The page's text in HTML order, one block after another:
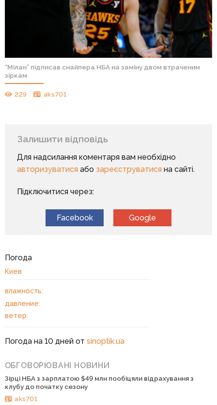
“Мілан” підписав снайпера НБА на заміну двом втраченим
зіркам
229 aks701
Залишити відповідь
Для надсилання коментаря вам необхідно
авторизуватисяабо зареєструватисяна сайті.
Підключитися через:
Facebook Google
Погода
Киев
влажность:
давление:
ветер:
Погода на 10 дней от sinoptik.ua
ОБГОВОРЮВАНІ НОВИНИ
Зірці НБА з зарплатою $49 млн пообіцяли відрахування з
клубу до початку сезону
aks701